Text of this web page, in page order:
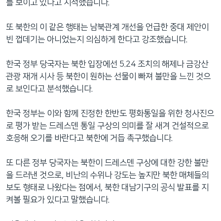
를 보이고 있다고 지적했습니다.
또 북한의 이 같은 행태는 남북관계 개선을 언급한 중대 제안이
빈 껍데기는 아니었는지 의심하게 한다고 강조했습니다.
한국 정부 당국자는 북한 입장에선 5.24 조치의 해제나 금강산
관광 재개 시사 등 북한이 원하는 선물이 빠져 불만을 느낀 것으
로 보인다고 분석했습니다.
한국 정부는 이와 함께 진정한 한반도 평화통일을 위한 청사진으
로 평가 받는 드레스덴 통일 구상의 의미를 잘 새겨 건설적으로
호응해 오기를 바란다고 북한에 거듭 촉구했습니다.
또 다른 정부 당국자는 북한이 드레스덴 구상에 대한 강한 불만
을 드러낸 것으로, 비난의 수위나 강도는 높지만 북한 매체들의
보도 형태로 나왔다는 점에서, 북한 대남기구의 공식 발표를 지
켜볼 필요가 있다고 말했습니다.